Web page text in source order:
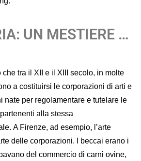
UN MESTIERE …
che tra il XII e il XIII secolo, in molte
a costituirsi le corporazioni di arti e
nate per regolamentare e tutelare le
alla stessa
. A Firenze, ad esempio, l’arte
delle corporazioni. I beccai erano i
del commercio di carni ovine,